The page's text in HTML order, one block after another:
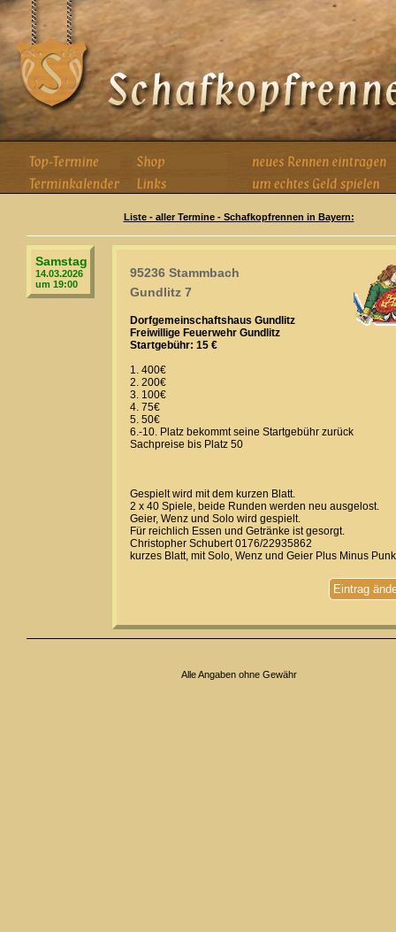
Liste - aller Termine - Schafkopfrennen in Bayern:
Samstag
14.03.2026
um 19:00
95236 Stammbach
Gundlitz 7
Dorfgemeinschaftshaus Gundlitz
Freiwillige Feuerwehr Gundlitz
Startgebühr: 15 €
1. 400€
2. 200€
3. 100€
4. 75€
5. 50€
6.-10. Platz bekommt seine Startgebühr zurück
Sachpreise bis Platz 50
Gespielt wird mit dem kurzen Blatt.
2 x 40 Spiele, beide Runden werden neu ausgelost.
Geier, Wenz und Solo wird gespielt.
Für reichlich Essen und Getränke ist gesorgt.
Christopher Schubert 0176/22935862
kurzes Blatt, mit Solo, Wenz und Geier Plus Minus
Eintrag
Alle Angaben ohne Gewähr